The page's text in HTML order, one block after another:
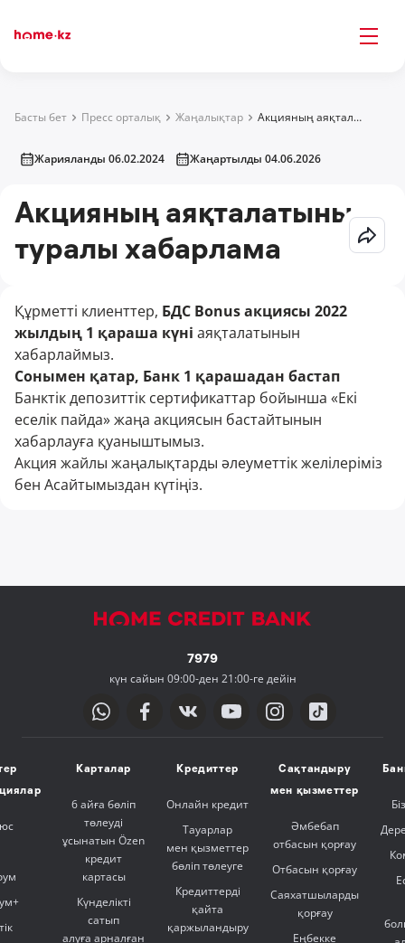
Басты бет Пресс орталық Жаңалықтар Акцияның аяқталатыны туралы хабарлама
Жарияланды 06.02.2024 Жаңартылды 04.06.2026
Акцияның аяқталатыны
туралы хабарлама
Құрметті клиенттер, БДС Bonus акциясы 2022
жылдың 1 қараша күні аяқталатынын
хабарлаймыз.
Сонымен қатар, Банк 1 қарашадан бастап
Банктік депозиттік сертификаттар бойынша «Екі
еселік пайда» жаңа акциясын бастайтынын
хабарлауға қуаныштымыз.
Акция жайлы жаңалықтарды әлеуметтік желілеріміз
бен Aсайтымыздан күтіңіз.
7979
күн сайын 09:00-ден 21:00-ге дейін
Карталар
6 айға бөліп
төлеуді
ұсынатын Özen
кредит
картасы
Күнделікті
сатып
алуға арналған
Кредиттер
Онлайн кредит
Тауарлар
мен қызметтер
бөліп төлеуге
Кредиттерді
қайта
қаржыландыру
Сақтандыру
мен қызметтер
Әмбебап
отбасын қорғау
Отбасын қорғау
Саяхатшыларды
қорғау
Еңбекке